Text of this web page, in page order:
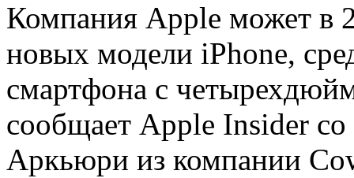
Компания Apple может в
новых модели iPhone,
смартфона с
сообщает Apple Insider
Аркьюри из компании